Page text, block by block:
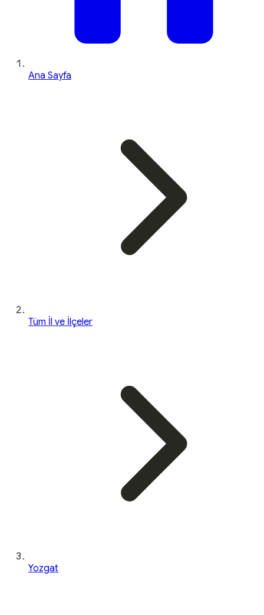
Ana Sayfa
Tüm İl ve İlçeler
Yozgat